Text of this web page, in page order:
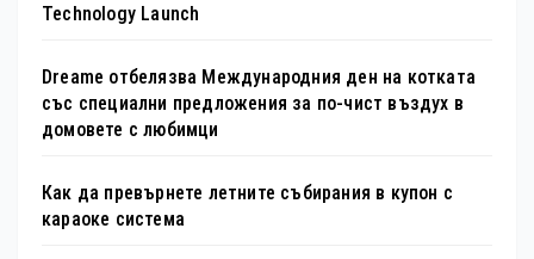
Technology Launch
Dreame отбелязва Международния ден на котката
със специални предложения за по-чист въздух в
домовете с любимци
Как да превърнете летните събирания в купон с
караоке система